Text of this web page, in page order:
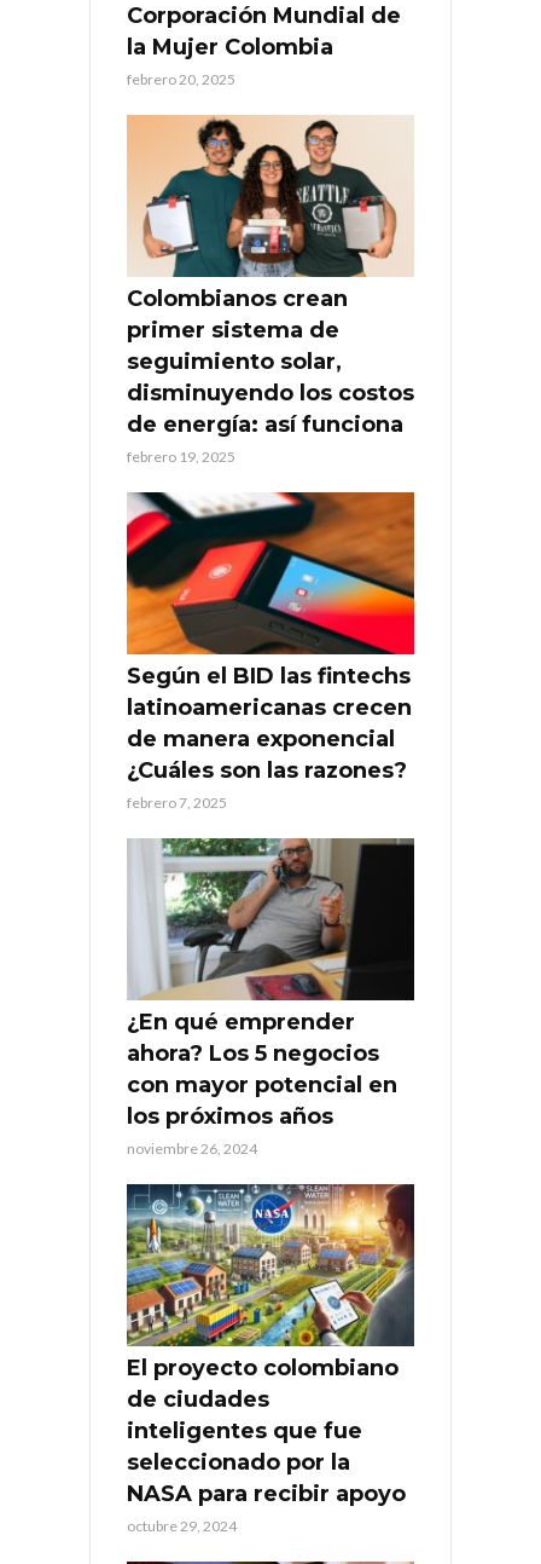
Corporación Mundial de
la Mujer Colombia
febrero 20, 2025
Colombianos crean
primer sistema de
seguimiento solar,
disminuyendo los costos
de energía: así funciona
febrero 19, 2025
Según el BID las fintechs
latinoamericanas crecen
de manera exponencial
¿Cuáles son las razones?
febrero 7, 2025
¿En qué emprender
ahora? Los 5 negocios
con mayor potencial en
los próximos años
noviembre 26, 2024
El proyecto colombiano
de ciudades
inteligentes que fue
seleccionado por la
NASA para recibir apoyo
octubre 29, 2024